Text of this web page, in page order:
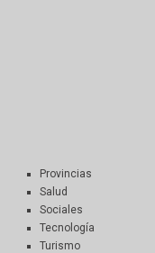
Provincias
Salud
Sociales
Tecnología
Turismo